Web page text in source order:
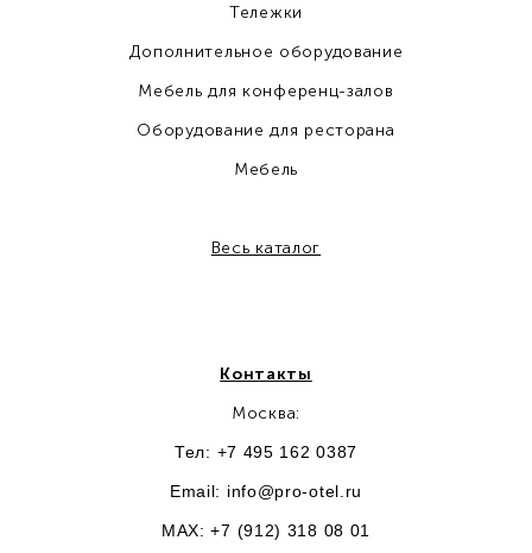
Тележки
Дополнительное оборудование
Мебель для конференц-залов
Оборудование для ресторана
Мебель
Весь каталог
Контакты
Москва:
Тел: +7 495 162 0387
Email: info@pro-otel.ru
MAX: +7 (912) 318 08 01